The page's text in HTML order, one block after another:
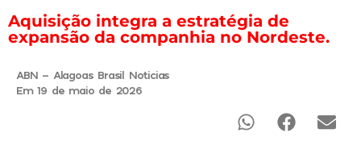
Aquisição integra a estratégia de
expansão da companhia no Nordeste.
ABN - Alagoas Brasil Noticias
Em 19 de maio de 2026